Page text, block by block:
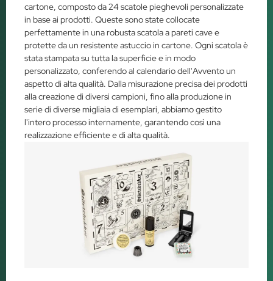
cartone, composto da 24 scatole pieghevoli personalizzate
in base ai prodotti. Queste sono state collocate
perfettamente in una robusta scatola a pareti cave e
protette da un resistente astuccio in cartone. Ogni scatola è
stata stampata su tutta la superficie e in modo
personalizzato, conferendo al calendario dell'Avvento un
aspetto di alta qualità. Dalla misurazione precisa dei prodotti
alla creazione di diversi campioni, fino alla produzione in
serie di diverse migliaia di esemplari, abbiamo gestito
l'intero processo internamente, garantendo così una
realizzazione efficiente e di alta qualità.